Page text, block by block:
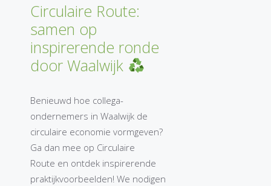
Circulaire Route:
samen op
inspirerende ronde
door Waalwijk
Benieuwd hoe collega-
ondernemers in Waalwijk de
circulaire economie vormgeven?
Ga dan mee op Circulaire
Route en ontdek inspirerende
praktijkvoorbeelden! We nodigen